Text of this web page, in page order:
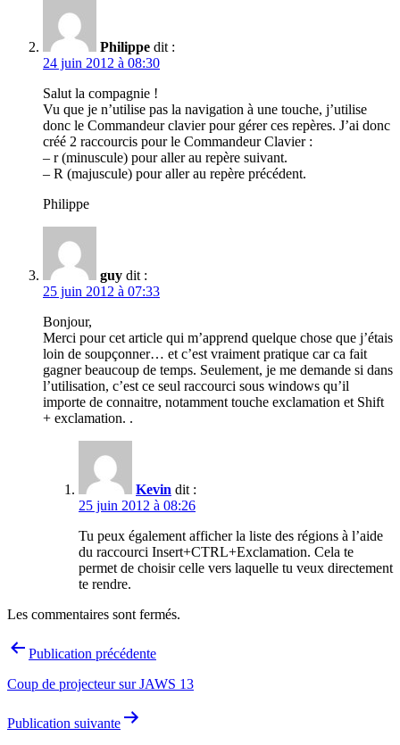
Philippe dit :
24 juin 2012 à 08:30
Salut la compagnie !
Vu que je n’utilise pas la navigation à une touche, j’utilise
donc le Commandeur clavier pour gérer ces repères. J’ai donc
créé 2 raccourcis pour le Commandeur Clavier :
– r (minuscule) pour aller au repère suivant.
– R (majuscule) pour aller au repère précédent.
Philippe
guy dit :
25 juin 2012 à 07:33
Bonjour,
Merci pour cet article qui m’apprend quelque chose que j’étais
loin de soupçonner… et c’est vraiment pratique car ca fait
gagner beaucoup de temps. Seulement, je me demande si dans
l’utilisation, c’est ce seul raccourci sous windows qu’il
importe de connaitre, notamment touche exclamation et Shift
+ exclamation. .
Kevin dit :
25 juin 2012 à 08:26
Tu peux également afficher la liste des régions à l’aide
du raccourci Insert+CTRL+Exclamation. Cela te
permet de choisir celle vers laquelle tu veux directement
te rendre.
Les commentaires sont fermés.
Navigation
l’article
Publication précédente
Coup de projecteur sur JAWS 13
Publication suivante